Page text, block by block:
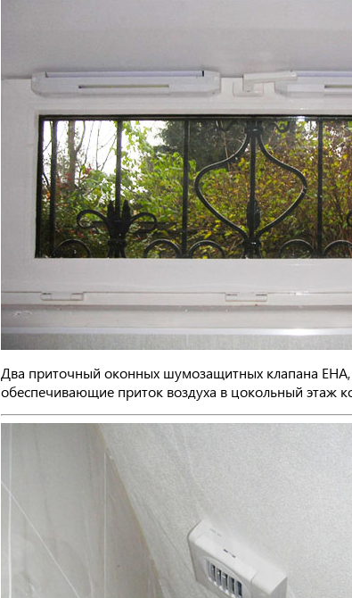
Два приточный оконных шумозащитных клапана EHA,
обеспечивающие приток воздуха в цокольный этаж